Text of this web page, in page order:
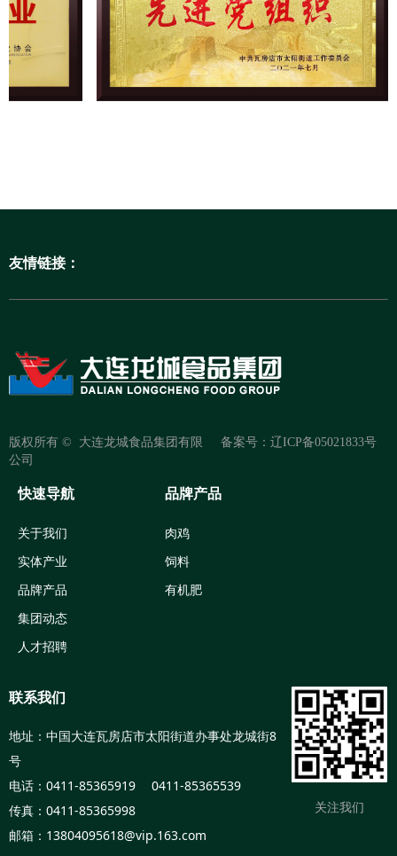
版权所有 ©
大连龙城食品集团有限
公司
备案号：辽ICP备05021833号
友情链接：
快速导航
关于我们
实体产业
品牌产品
集团动态
人才招聘
肉鸡
饲料
有机肥
品牌产品
联系我们
地址：中国大连瓦房店市太阳街道办事处龙城街8
号
电话：0411-85365919 0411-85365539
传真：0411-85365998
邮箱：13804095618@vip.163.com
关注我们